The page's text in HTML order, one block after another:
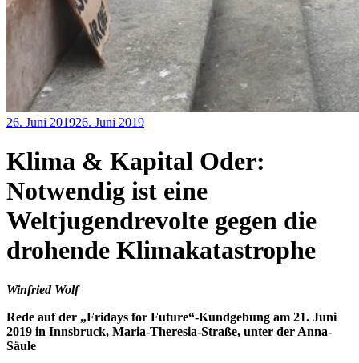
26. Juni 201926. Juni 2019
Verkehr
Klima & Kapital Oder:
Notwendig ist eine
Weltjugendrevolte gegen die
drohende Klimakatastrophe
Winfried Wolf
Rede auf der „Fridays for Future“-Kundgebung am 21. Juni
2019 in Innsbruck, Maria-Theresia-Straße, unter der Anna-
Säule